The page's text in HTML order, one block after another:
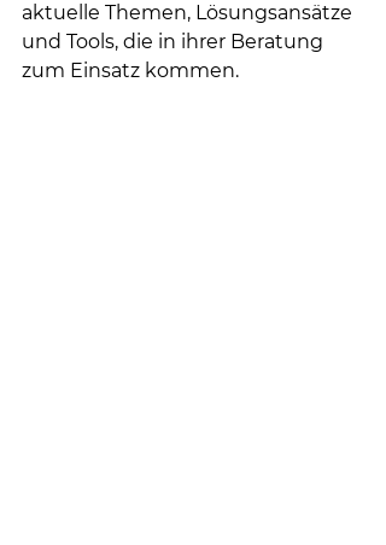
aktuelle Themen, Lösungsansätze
und Tools, die in ihrer Beratung
zum Einsatz kommen.